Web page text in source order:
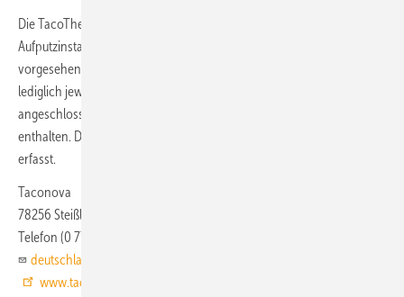
Die TacoTherm Fresh Femto2 wird vormontiert geliefert und ist für die
Aufputzinstallation im Wohnbereich oder im Installationsschacht
vorgesehen (HBT: 481 × 330 × 100 mm). Bei der Montage müssen
lediglich jeweils die Leitungen für Trink- und Heizwasser
angeschlossen werden. Elektrische Komponenten sind nicht
enthalten. Die Wärmemenge wird an der Wohnungsübergabestation
erfasst.
Taconova
78256 Steißlingen
Telefon (0 77 38) 938 82 00
deutschland@taconova.com
www.taconova.com